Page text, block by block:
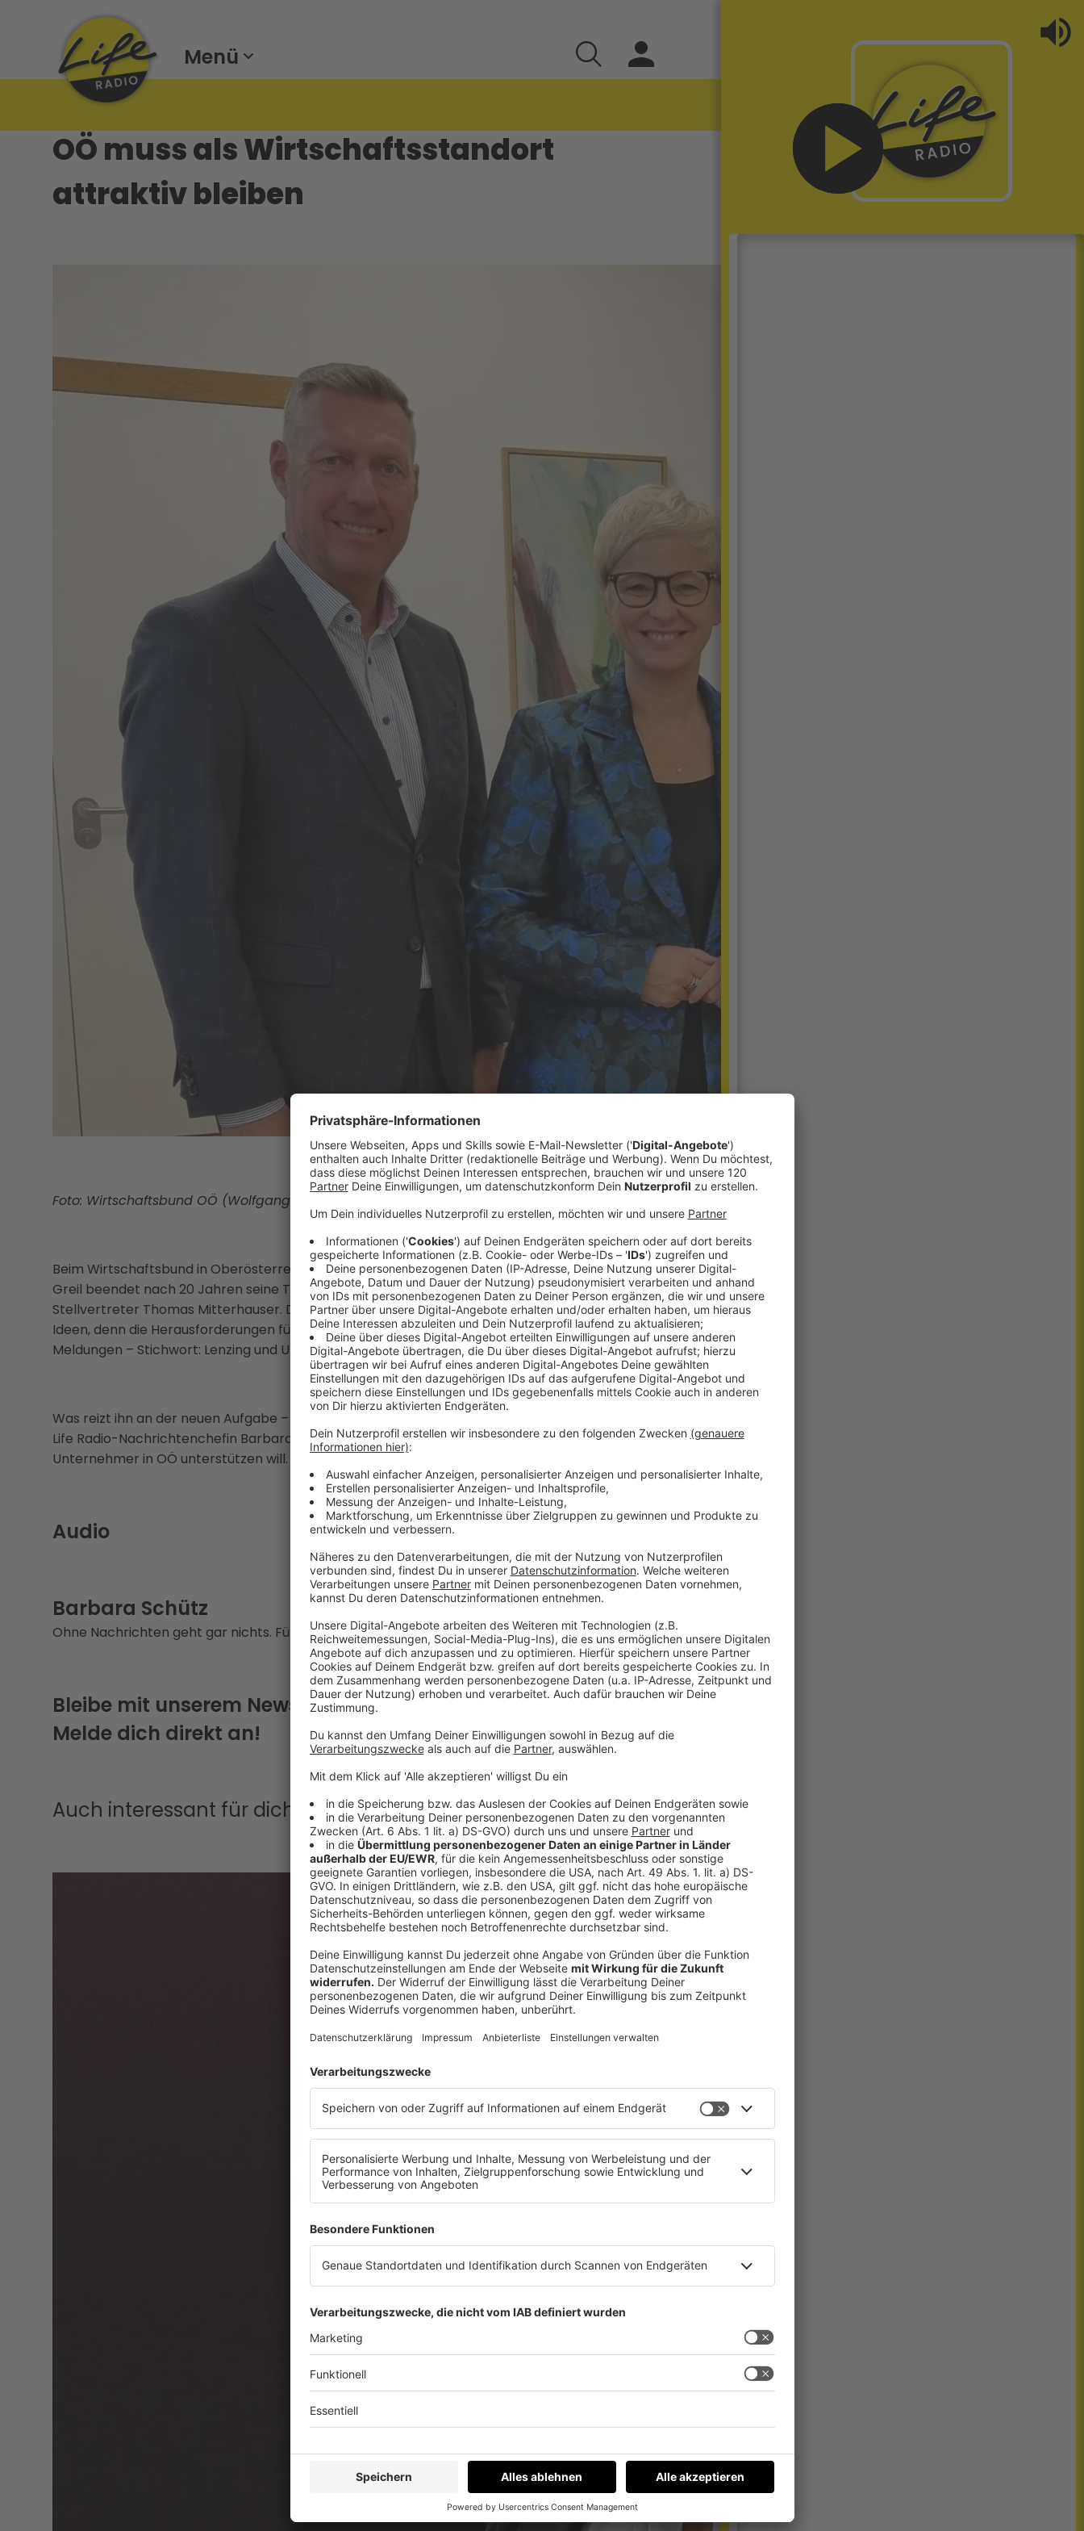
Menü
OÖ muss als Wirtschaftsstandort
attraktiv bleiben
Foto: Wirtschaftsbund OÖ (Wolfgang Greil, Doris Hummer, Thomas Mitterhauser)
Beim Wirtschaftsbund in Oberösterreich beginnt eine neue Ära. Der bisherige Direktor Wolfgang
Greil beendet nach 20 Jahren seine Tätigkeit. Mit 1.Dezember übernimmt sein bisheriger
Stellvertreter Thomas Mitterhauser. Der 44-Jährige aus Waldneukirchen hat bereits einige
Ideen, denn die Herausforderungen für die Wirtschaft in OÖ sind groß, angesichts der jüngsten
Meldungen – Stichwort: Lenzing und Unimarkt.
Was reizt ihn an der neuen Aufgabe – das beantwortet Thomas Mitterhauser im Gespräch mit
Life Radio-Nachrichtenchefin Barbara Schütz. Außerdem: wie er die Unternehmerinnen und
Unternehmer in OÖ unterstützen will.
Audio
Barbara Schütz
Ohne Nachrichten geht gar nichts. Für Oberösterreich: präzise Infos, schnell und direkt.
Bleibe mit unserem Newsletter immer auf dem Laufenden.
Melde dich direkt an!
Auch interessant für dich